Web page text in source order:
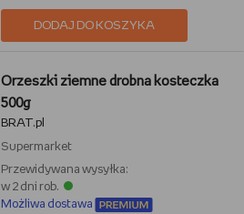
DODAJ DO KOSZYKA
Orzeszki ziemne drobna kosteczka
500g
BRAT.pl
Supermarket
Przewidywana wysyłka:
w 2 dni rob.
Możliwa dostawa